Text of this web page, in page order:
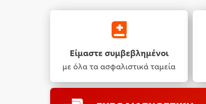
Είμαστε συμβεβλημένοι
με όλα τα ασφαλιστικά ταμεία